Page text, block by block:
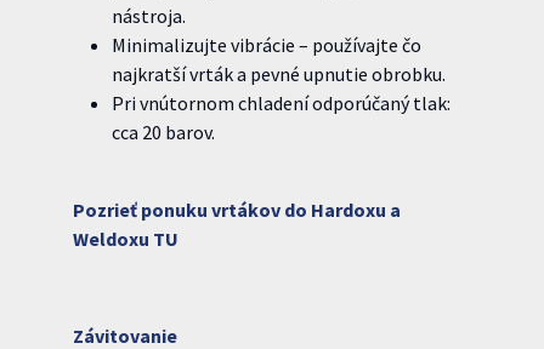
nástroja.
Minimalizujte vibrácie – používajte čo
najkratší vrták a pevné upnutie obrobku.
Pri vnútornom chladení odporúčaný tlak:
cca 20 barov.
Pozrieť ponuku vrtákov do Hardoxu a
Weldoxu TU
Závitovanie